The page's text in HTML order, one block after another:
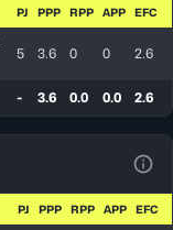
PJ PPP RPP APP EFC
5 3.6 0 0 2.6
- 3.6 0.0 0.0 2.6
PJ PPP RPP APP EFC